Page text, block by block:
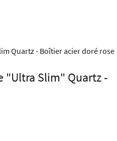
"Ultra Slim" Quartz -